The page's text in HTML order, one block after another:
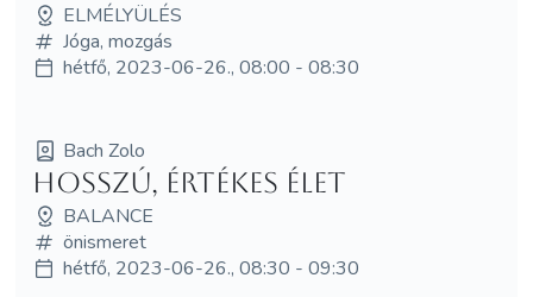
ELMÉLYÜLÉS
Jóga, mozgás
hétfő, 2023-06-26., 08:00 - 08:30
Bach Zolo
Hosszú, értékes élet
BALANCE
önismeret
hétfő, 2023-06-26., 08:30 - 09:30